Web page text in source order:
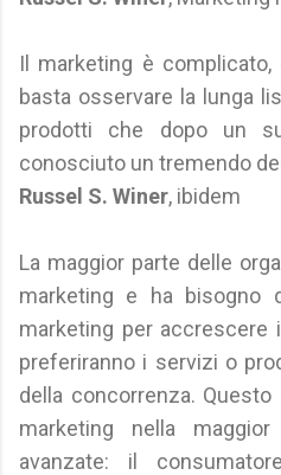
Il marketing è
basta osservare la lunga
prodotti che dopo un
conosciuto un tremendo
Russel S. Winer, ibidem
La maggior parte delle
marketing e ha bisogno
marketing per accrescere
preferiranno i servizi o
della concorrenza. Questo
marketing nella
avanzate: il